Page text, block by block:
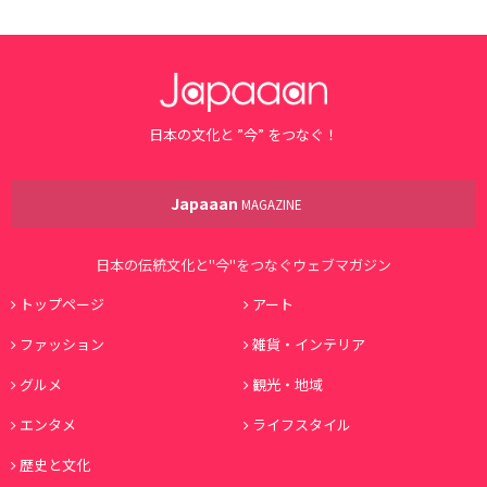
日本の文化と ”今” をつなぐ！
Japaaan MAGAZINE
日本の伝統文化と"今"をつなぐウェブマガジン
トップページ
アート
ファッション
雑貨・インテリア
グルメ
観光・地域
エンタメ
ライフスタイル
歴史と文化